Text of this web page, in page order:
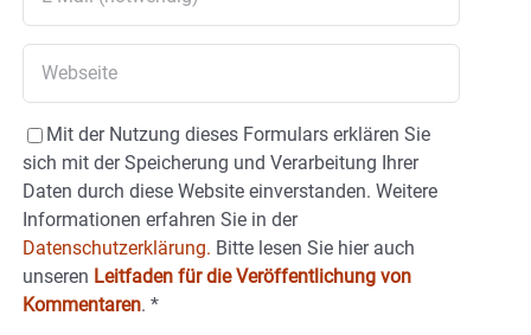
Mit der Nutzung dieses Formulars erklären Sie
sich mit der Speicherung und Verarbeitung Ihrer
Daten durch diese Website einverstanden. Weitere
Informationen erfahren Sie in der
Datenschutzerklärung. Bitte lesen Sie hier auch
unseren Leitfaden für die Veröffentlichung von
Kommentaren. *